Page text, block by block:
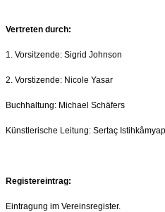
Vertreten durch:
1. Vorsitzende: Sigrid Johnson
2. Vorstizende: Nicole Yasar
Buchhaltung: Michael Schäfers
Künstlerische Leitung: Sertaç
Registereintrag:
Eintragung im Vereinsregister.